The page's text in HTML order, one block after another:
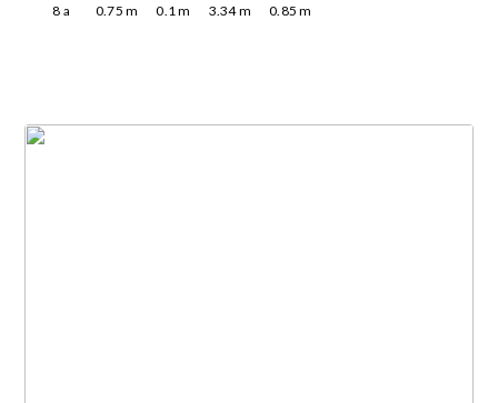
8 a 0.75 m 0.1m 3.34m 0.85 m